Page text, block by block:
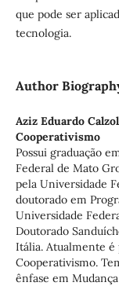
que pode ser
tecnologia.
Author
Aziz Eduardo
Cooperativismo
Possui graduação
Federal de Mato
pela Universidade
doutorado em
Universidade
Doutorado
Itália. Atualmente é
Cooperativismo.
ênfase em